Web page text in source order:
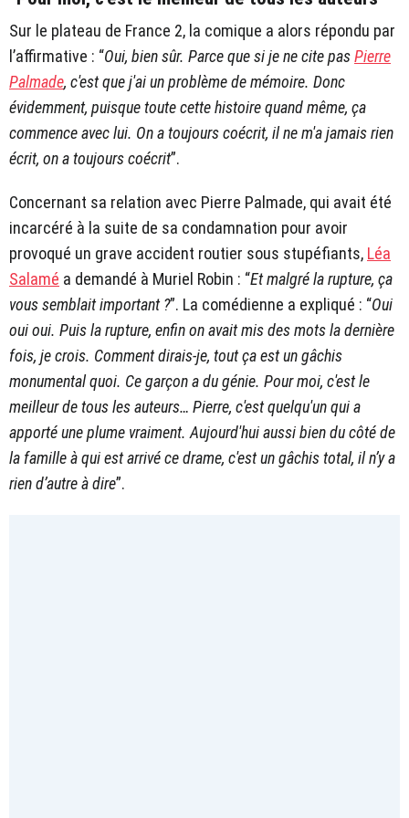
Sur le plateau de France 2, la comique a alors répondu par
l’affirmative : “Oui, bien sûr. Parce que si je ne cite pasPierre
Palmade, c'est que j'ai un problème de mémoire. Donc
évidemment, puisque toute cette histoire quand même, ça
commence avec lui. On a toujours coécrit, il ne m'a jamais rien
écrit, on a toujours coécrit”.
Concernant sa relation avec Pierre Palmade, qui avait été
incarcéré à la suite de sa condamnation pour avoir
provoqué un grave accident routier sous stupéfiants, Léa
Salamé a demandé à Muriel Robin : “Et malgré la rupture, ça
vous semblait important ?”. La comédienne a expliqué : “Oui
oui oui. Puis la rupture, enfin on avait mis des mots la dernière
fois, je crois. Comment dirais-je, tout ça est un gâchis
monumental quoi. Ce garçon a du génie. Pour moi, c'est le
meilleur de tous les auteurs… Pierre, c'est quelqu'un qui a
apporté une plume vraiment. Aujourd'hui aussi bien du côté de
la famille à qui est arrivé ce drame, c'est un gâchis total, il n’y a
rien d’autre à dire”.